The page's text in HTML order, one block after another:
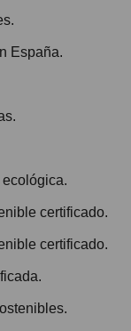
España.
certificado.
certificado.